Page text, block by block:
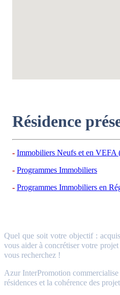
Résidence
Immobiliers Neufs et en VEFA
Programmes Immobiliers
Programmes Immobiliers en
Quel que soit votre objectif :
vous aider à concrétiser votre
vous recherchez !
Azur InterPromotion commercialise
résidences et la cohérence des